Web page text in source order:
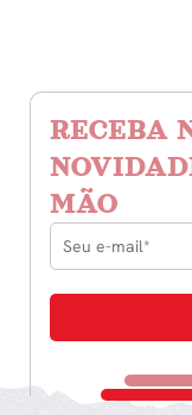
RECEBA
MÃO